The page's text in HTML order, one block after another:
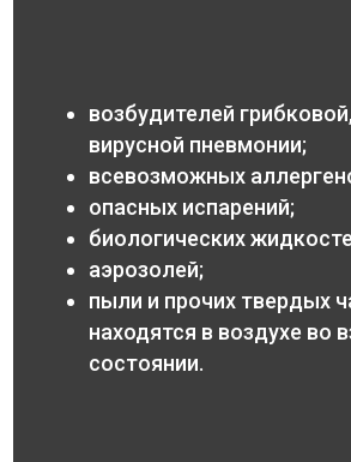
возбудителей
вирусной пневмонии;
всевозможных
опасных испарений;
биологических
аэрозолей;
пыли и прочих твердых
находятся в воздухе во
состоянии.